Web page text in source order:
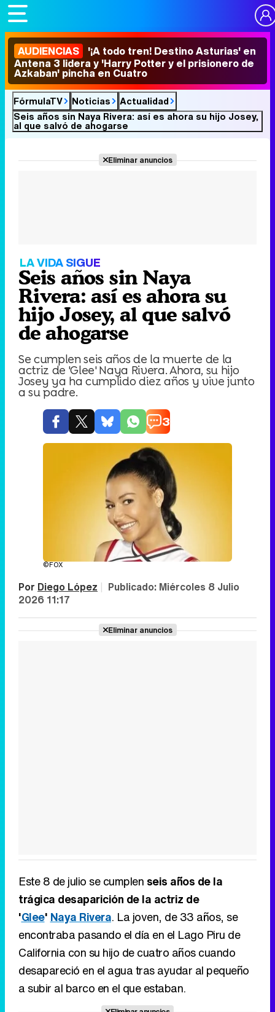
AUDIENCIAS '¡A todo tren! Destino Asturias' en
Antena 3 lidera y 'Harry Potter y el prisionero de
Azkaban' pincha en Cuatro
FórmulaTV Noticias
Actualidad
Seis años sin Naya Rivera: así es ahora su hijo Josey,
al que salvó de ahogarse
Eliminar anuncios
LA VIDA SIGUE
Seis años sin Naya
Rivera: así es ahora su
hijo Josey, al que salvó
de ahogarse
Se cumplen seis años de la muerte de la
actriz de 'Glee' Naya Rivera. Ahora, su hijo
Josey ya ha cumplido diez años y vive junto
a su padre.
3
©FOX
Por Diego López | Publicado: Miércoles 8 Julio
2026 11:17
Eliminar anuncios
Este 8 de julio se cumplen seis años de la
trágica desaparición de la actriz de
'Glee' Naya Rivera. La joven, de 33 años, se
encontraba pasando el día en el Lago Piru de
California con su hijo de cuatro años cuando
desapareció en el agua tras ayudar al pequeño
a subir al barco en el que estaban.